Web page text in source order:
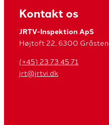
Kontakt os
JRTV-Inspektion ApS
Højtoft 22, 6300 Gråsten
(+45) 23 73 45 71
jrt@jrtvi.dk